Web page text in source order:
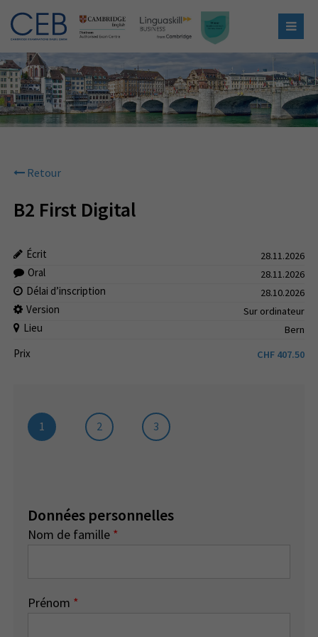
Retour
B2 First Digital
Écrit 28.11.2026
Oral 28.11.2026
Délai d’inscription 28.10.2026
Version Sur ordinateur
Lieu Bern
Prix CHF 407.50
1 2 3
Données personnelles
Nom de famille *
Prénom *